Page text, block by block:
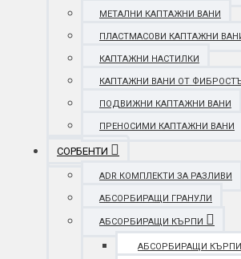
МЕТАЛНИ КАПТАЖНИ ВАНИ
ПЛАСТМАСОВИ КАПТАЖНИ
КАПТАЖНИ НАСТИЛКИ
КАПТАЖНИ ВАНИ ОТ
ПОДВИЖНИ КАПТАЖНИ ВАНИ
ПРЕНОСИМИ КАПТАЖНИ ВАНИ
СОРБЕНТИ
ADR КОМПЛЕКТИ ЗА РАЗЛИВИ
АБСОРБИРАЩИ ГРАНУЛИ
АБСОРБИРАЩИ КЪРПИ
АБСОРБИРАЩИ